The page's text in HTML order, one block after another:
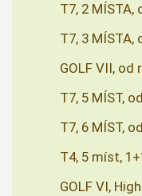
T7, 2 MÍSTA,
T7, 3 MÍSTA,
GOLF VII, od
T7, 5 MÍST,
T7, 6 MÍST,
T4, 5 míst,
GOLF VI,